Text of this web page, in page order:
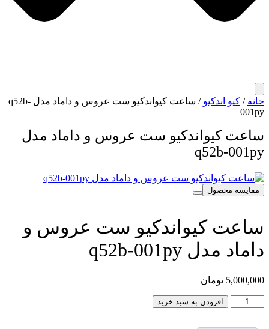
خانه / کیو اندکیو
/ ساعت کیواندکیو ست عروس و داماد مدل q52b-
001py
ساعت کیواندکیو ست عروس و داماد مدل
q52b-001py
مقایسه محصول
ساعت کیواندکیو ست عروس و
داماد مدل q52b-001py
5,000,000 تومان
ساعت
افزودن به سبد خرید